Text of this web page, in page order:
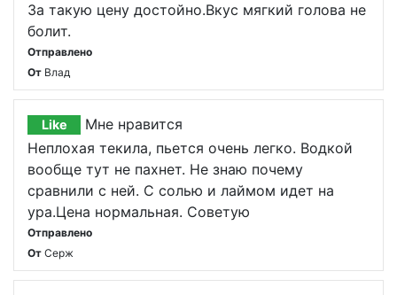
За такую цену достойно.Вкус мягкий голова не
болит.
Отправлено
От Влад
Like
Мне нравится
Неплохая текила, пьется очень легко. Водкой
вообще тут не пахнет. Не знаю почему
сравнили с ней. С солью и лаймом идет на
ура.Цена нормальная. Советую
Отправлено
От Серж